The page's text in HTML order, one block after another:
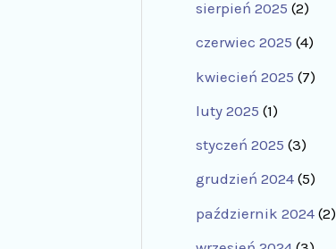
sierpień 2025 (2)
czerwiec 2025 (4)
kwiecień 2025 (7)
luty 2025 (1)
styczeń 2025 (3)
grudzień 2024(5)
październik 2024(2)